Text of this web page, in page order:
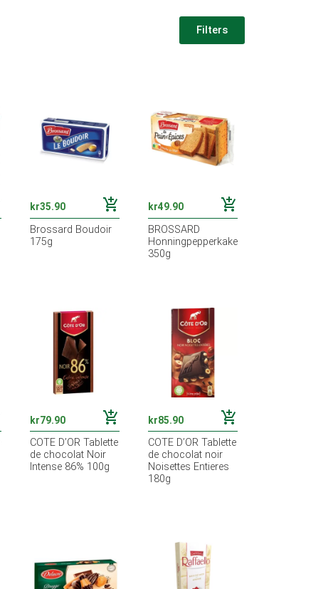
Filters
kr35.90 add_shopping_cart
Brossard Boudoir
175g
kr49.90 add_shopping_cart
BROSSARD
Honningpepperkake
350g
kr79.90 add_shopping_cart
COTE D’OR Tablette
de chocolat Noir
Intense 86% 100g
kr85.90 add_shopping_cart
COTE D’OR Tablette
de chocolat noir
Noisettes Entieres
180g